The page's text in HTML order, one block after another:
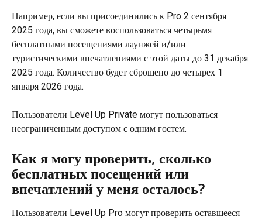
Например, если вы присоединились к Pro 2 сентября
2025 года, вы сможете воспользоваться четырьмя
бесплатными посещениями лаунжей и/или
туристическими впечатлениями с этой даты до 31 декабря
2025 года. Количество будет сброшено до четырех 1
января 2026 года.
Пользователи Level Up Private могут пользоваться
неограниченным доступом с одним гостем.
Как я могу проверить, сколько
бесплатных посещений или
впечатлений у меня осталось?
Пользователи Level Up Pro могут проверить оставшееся